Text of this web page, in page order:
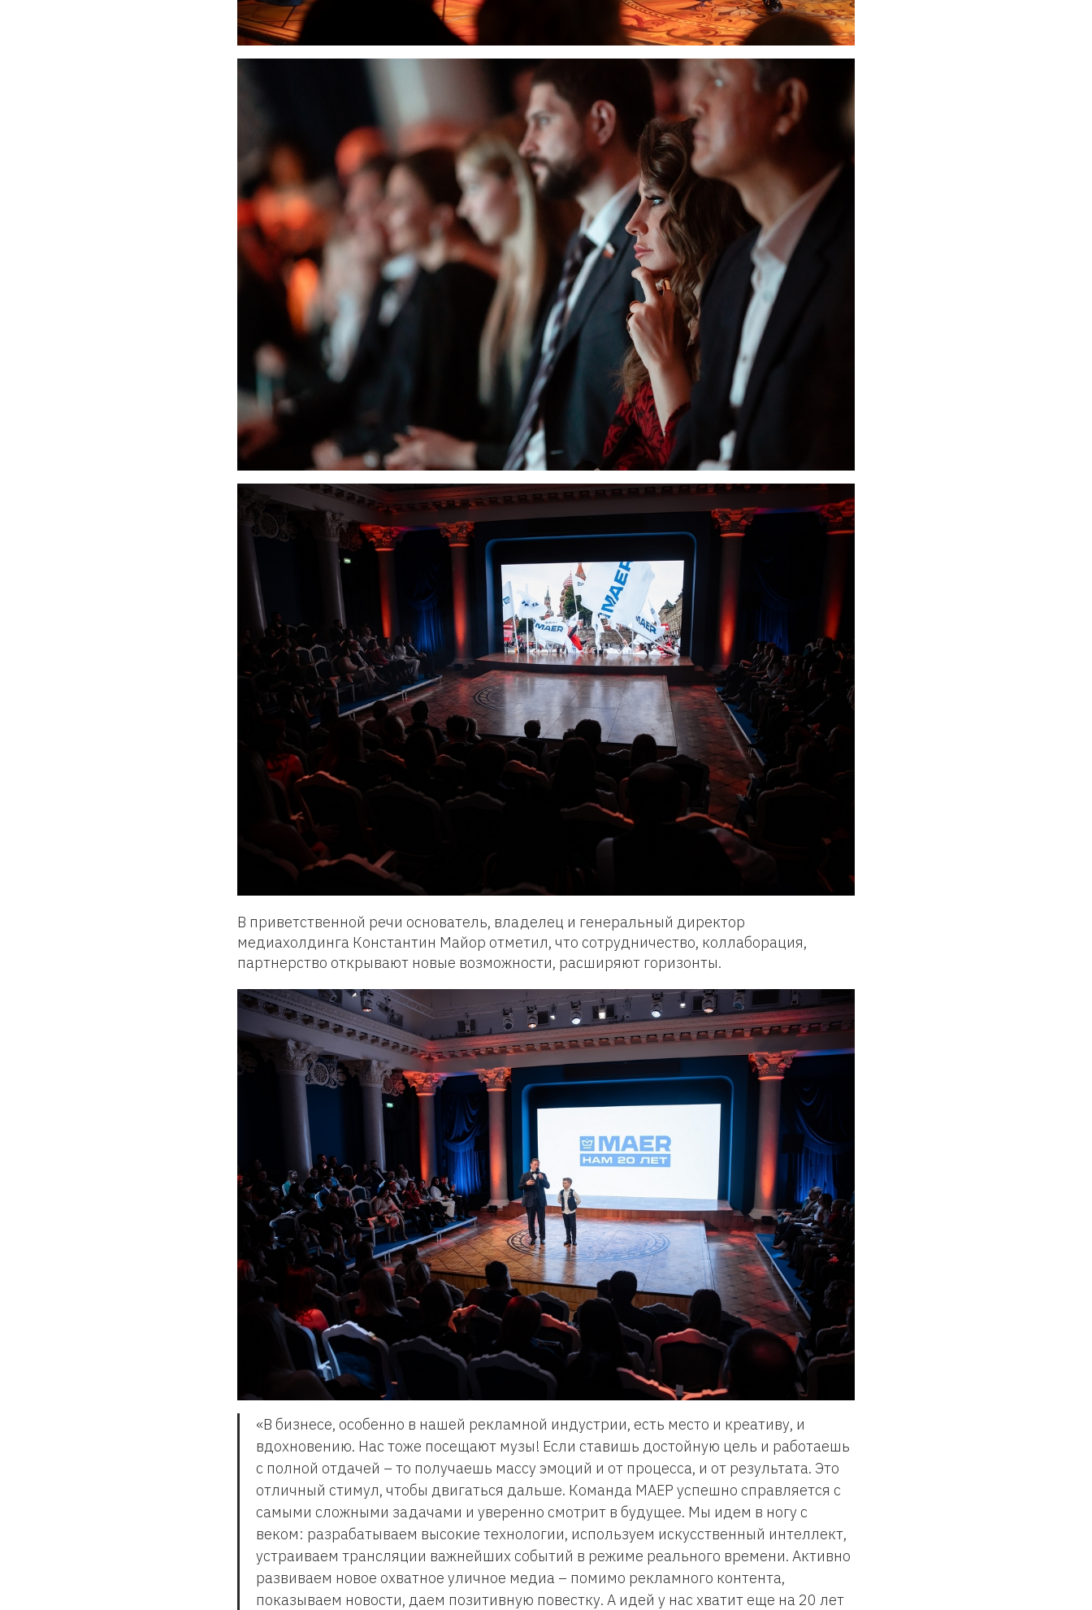
В приветственной речи основатель, владелец и генеральный директор
медиахолдинга Константин Майор отметил, что сотрудничество, коллаборация,
партнерство открывают новые возможности, расширяют горизонты.
«В бизнесе, особенно в нашей рекламной индустрии, есть место и креативу, и
вдохновению. Нас тоже посещают музы! Если ставишь достойную цель и работаешь
с полной отдачей – то получаешь массу эмоций и от процесса, и от результата. Это
отличный стимул, чтобы двигаться дальше. Команда MАЕР успешно справляется с
самыми сложными задачами и уверенно смотрит в будущее. Мы идем в ногу с
веком: разрабатываем высокие технологии, используем искусственный интеллект,
устраиваем трансляции важнейших событий в режиме реального времени. Активно
развиваем новое охватное уличное медиа – помимо рекламного контента,
показываем новости, даем позитивную повестку. А идей у нас хватит еще на 20 лет